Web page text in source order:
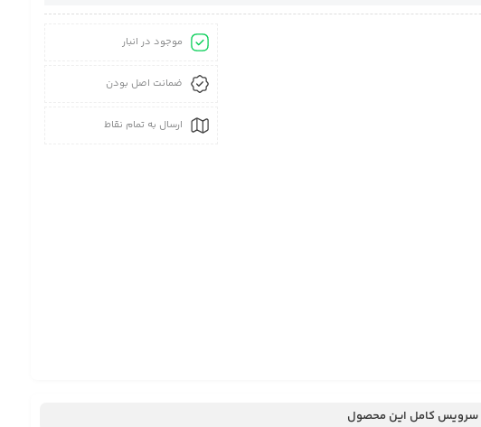
موجود در انبار
ضمانت اصل بودن
ارسال به تمام نقاط
سرویس کامل این محصول